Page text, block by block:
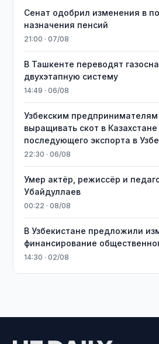
Сенат одобрил изменения в
назначения пенсий
21:00 · 07/08
В Ташкенте переводят
двухэтапную систему
14:49 · 06/08
Узбекским
выращивать скот в
последующего экспорта в
22:30 · 06/08
Умер актёр, режиссёр и
Убайдуллаев
00:22 · 08/08
В Узбекистане предложили
финансирование
14:30 · 02/08